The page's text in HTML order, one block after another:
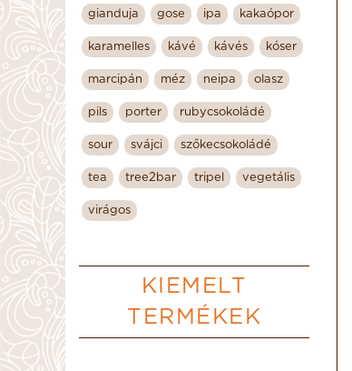
gianduja gose ipa kakaópor
karamelles kávé kávés kóser
marcipán méz neipa olasz
pils porter rubycsokoládé
sour svájci szőkecsokoládé
tea tree2bar tripel vegetális
virágos
KIEMELT
TERMÉKEK